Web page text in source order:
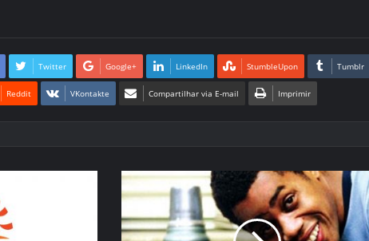
Twitter Google+ LinkedIn StumbleUpon Tumblr
Reddit VKontakte Compartilhar via E-mail Imprimir